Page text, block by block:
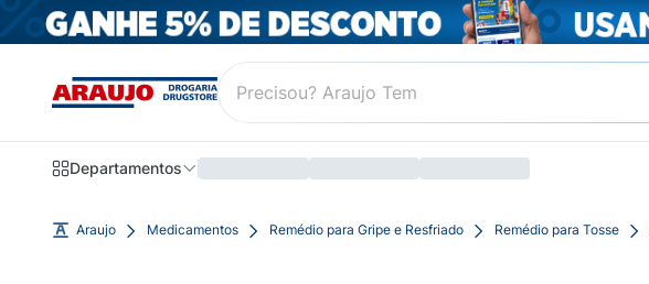
Departamentos
Araujo Medicamentos Remédio para Gripe e Resfriado Remédio para Tosse